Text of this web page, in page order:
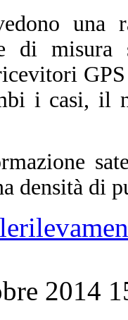
una
di
i casi, il
densità di
2014